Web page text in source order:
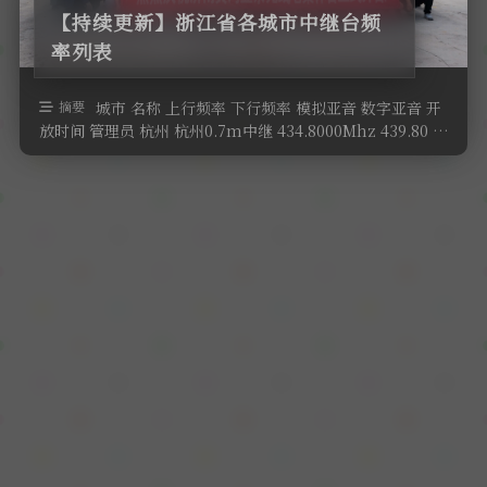
HAM技巧
软件
编号查询
【持续更新】浙江省各城市中继台频
率列表
摘要 城市 名称 上行频率 下行频率 模拟亚音 数字亚音 开
放时间 管理员 杭州 杭州0.7m中继 434.8000Mhz 439.80 …